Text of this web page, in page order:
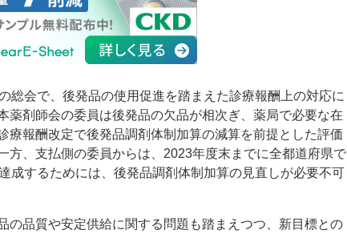
会で、後発品の使用促進を踏まえた診療報酬上の対応に
薬剤師会の委員は後発品の欠品が相次ぎ、薬局で必要な在
療報酬改定で後発品調剤体制加算の減算を前提とした評価
方、支払側の委員からは、2023年度末までに全都道府県で
成するためには、後発品調剤体制加算の見直しが必要不可
品質や安定供給に関する問題も踏まえつつ、新目標との